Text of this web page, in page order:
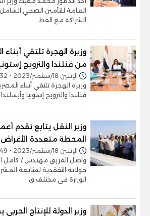
العامة للتأمين الصحي
الشراكة مع القط
وزيرة الهجرة تلتقي أبناء
من فنلندا والنرويج
الإثنين 18/سبتمبر/2023 - 04:32 م
وزيرة الهجرة تلتقي أبناء
فنلندا والنرويج إستونيا وأيسلندا
وزير النقل يتابع تقدم
المحطة متعددة الأغراض
الإثنين 18/سبتمبر/2023 - 10:49 ص
واصل الفريق مهندس / كامل
جولاته التفقدية لمتابعة
الوزارة فى مختلف ق
وزير الدولة للإنتاج